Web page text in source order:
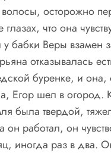
осторожно
что она
бабки Веры
отказывалась
буренке, и
шел в огород.
была твердой,
работал, он
иногда раз в